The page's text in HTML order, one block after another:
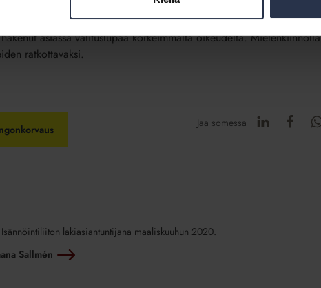
perustuen.
asiassa valituslupaa korkeimmalta oikeudelta. Mielenkiinnolla
ratkottavaksi.
Jaa somessa
lakiasiantuntijana maaliskuuhun 2020.
Sallmén